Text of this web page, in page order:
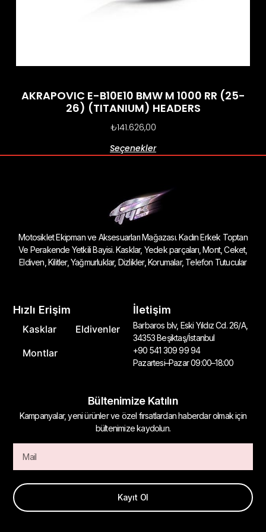
AKRAPOVIC E-B10E10 BMW M 1000 RR (25-
26) (TITANIUM) HEADERS
₺141.626,00
Seçenekler
Motosiklet Ekipman ve Aksesuarları Mağazası. Kadın Erkek Toptan
Ve Perakende Yetkili Bayisi. Kasklar, Yedek parçaları, Mont, Ceket,
Eldiven, Kilitler, Yağmurluklar, Dizlikler, Korumalar, Telefon Tutucular
Hızlı Erişim
Kasklar
Eldivenler
Montlar
İletişim
Barbaros blv, Eski Yıldız Cd. 26/A,
34353 Beşiktaş/İstanbul
+90 541 309 99 94
Pazartesi–Pazar 09:00–18:00
Bültenimize Katılın
Kampanyalar, yeni ürünler ve özel fırsatlardan haberdar olmak için
bültenimize kaydolun.
Kayıt Ol